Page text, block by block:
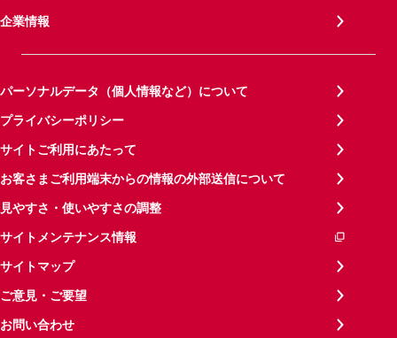
企業情報
パーソナルデータ（個人情報など）について
プライバシーポリシー
サイトご利用にあたって
お客さまご利用端末からの情報の外部送信について
見やすさ・使いやすさの調整
サイトメンテナンス情報
サイトマップ
ご意見・ご要望
お問い合わせ